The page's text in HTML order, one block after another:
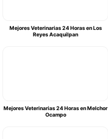
Mejores Veterinarias 24 Horas en Los
Reyes Acaquilpan
Mejores Veterinarias 24 Horas en Melchor
Ocampo